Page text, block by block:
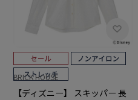
BRICK HOUSE
【ディズニー】 スキッパー 長